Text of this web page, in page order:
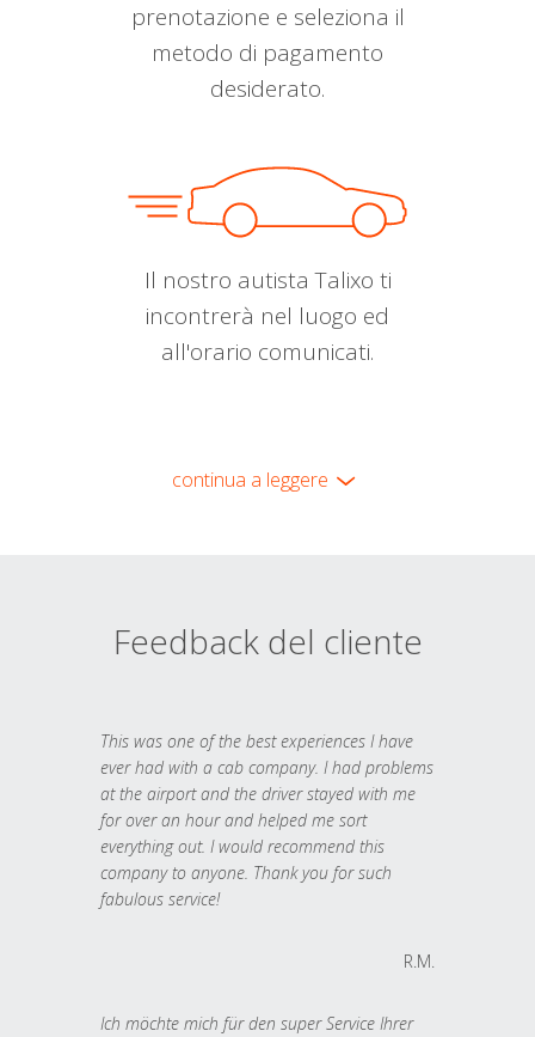
prenotazione e seleziona il
metodo di pagamento
desiderato.
Il nostro autista Talixo ti
incontrerà nel luogo ed
all'orario comunicati.
continua a leggere
Feedback del cliente
This was one of the best experiences I have
ever had with a cab company. I had problems
at the airport and the driver stayed with me
for over an hour and helped me sort
everything out. I would recommend this
company to anyone. Thank you for such
fabulous service!
R.M.
Ich möchte mich für den super Service Ihrer